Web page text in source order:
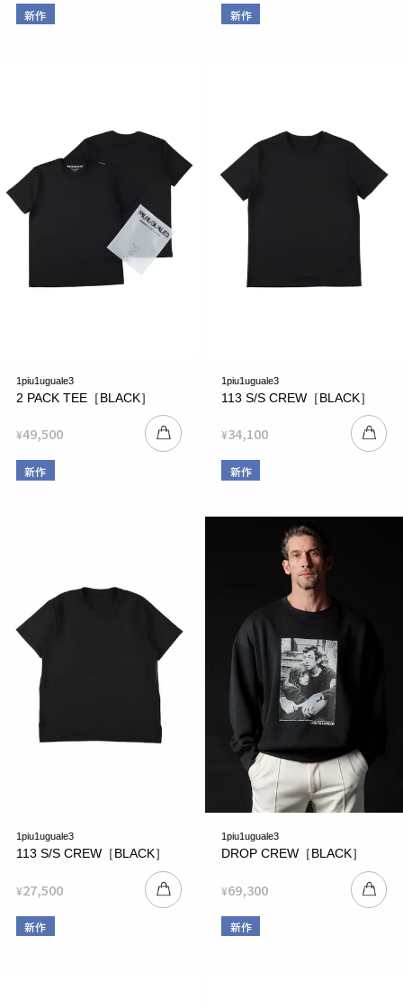
新作 新作
1piu1uguale3
2 PACK TEE［BLACK］
¥49,500
新作
1piu1uguale3
113 S/S CREW［BLACK］
¥34,100
新作
1piu1uguale3
113 S/S CREW［BLACK］
¥27,500
新作
1piu1uguale3
DROP CREW［BLACK］
¥69,300
新作